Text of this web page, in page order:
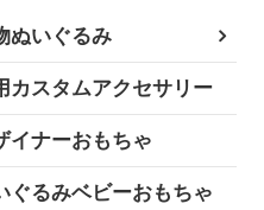
ぬいぐるみ
カスタムアクセサリー
イナーおもちゃ
ぐるみベビーおもちゃ